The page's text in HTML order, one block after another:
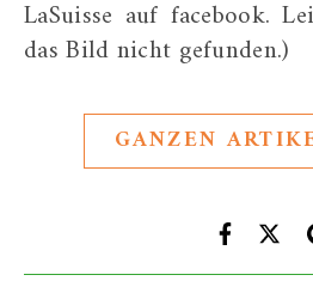
LaSuisse auf facebook.
das Bild nicht gefunden.)
GANZEN